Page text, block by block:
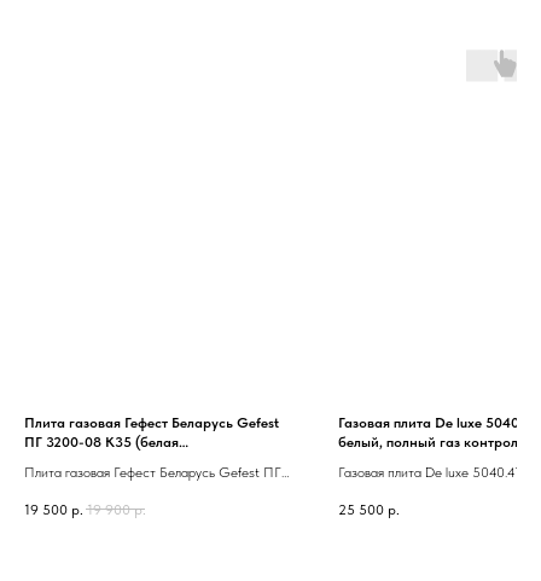
Плита газовая Гефест Беларусь Gefest
ПГ 3200-08 К35 (белая
Плита газовая Гефест Беларусь Gefest ПГ
газ-контроль)
19 500 р. 19 900 р.
Газовая плита De luxe
белый, полный газ контроль,
Газовая плита De luxe 5040.41Г
решетки
25 500 р.